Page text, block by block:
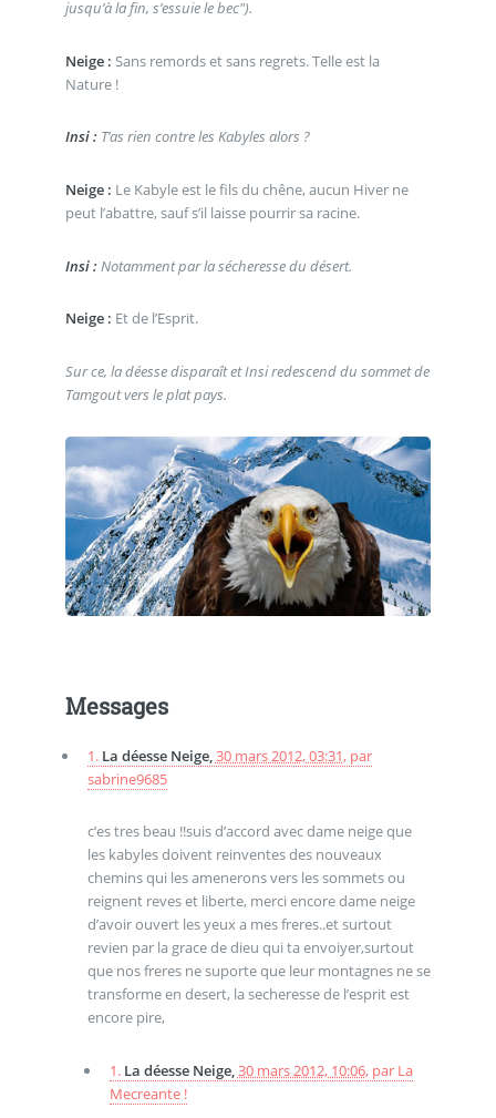
jusqu’à la fin, s’essuie le bec").
Neige : Sans remords et sans regrets. Telle est la
Nature !
Insi : T’as rien contre les Kabyles alors ?
Neige : Le Kabyle est le fils du chêne, aucun Hiver ne
peut l’abattre, sauf s’il laisse pourrir sa racine.
Insi : Notamment par la sécheresse du désert.
Neige : Et de l’Esprit.
Sur ce, la déesse disparaît et Insi redescend du sommet de
Tamgout vers le plat pays.
Messages
1. La déesse Neige,30 mars 2012, 03:31, par
sabrine9685
c’es tres beau !!suis d’accord avec dame neige que
les kabyles doivent reinventes des nouveaux
chemins qui les amenerons vers les sommets ou
reignent reves et liberte, merci encore dame neige
d’avoir ouvert les yeux a mes freres..et surtout
revien par la grace de dieu qui ta envoiyer,surtout
que nos freres ne suporte que leur montagnes ne se
transforme en desert, la secheresse de l’esprit est
encore pire,
1. La déesse Neige,30 mars 2012, 10:06, par La
Mecreante !